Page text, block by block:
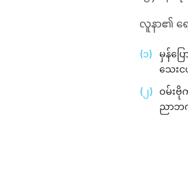
လူနာ၏ ရ
မှန်ပ
သေး
ဝမ်းဗို
ညာဘ